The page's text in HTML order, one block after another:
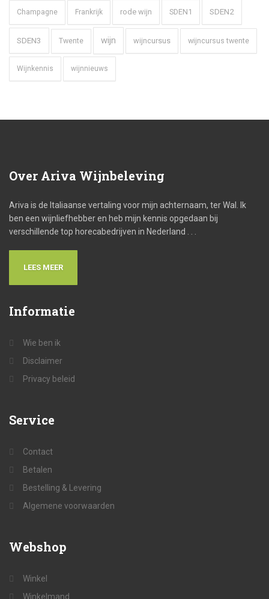
Champagne Frankrijk rode wijn SDEN1 SDEN2
SDEN3 Twente wijn wijncursus wijncursus twente
Wijnkennis wijnnieuws
Over Ariva Wijnbeleving
Ariva is de Italiaanse vertaling voor mijn achternaam, ter Wal. Ik
ben een wijnliefhebber en heb mijn kennis opgedaan bij
verschillende top horecabedrijven in Nederland . . .
LEES MEER
Informatie
Wie ben ik
Disclaimer
Privacy beleid
Service
Contact
Betalen
Bestelling & Levering
Algemene voorwaarden
Webshop
Winkel
Winkelmand